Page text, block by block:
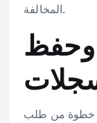
المخالفة.
وحفظ
خطوة من طلب